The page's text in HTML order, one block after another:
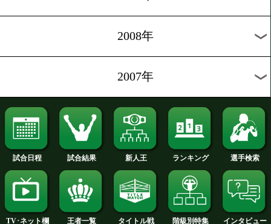
2017年
2016年
2015年
2014年